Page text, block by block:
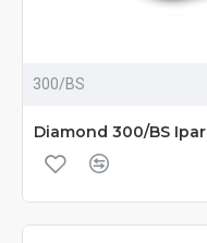
300/BS
Diamond 300/BS